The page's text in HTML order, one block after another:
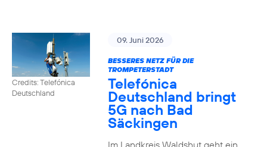
Credits: Telefónica
Deutschland
09. Juni 2026
BESSERES NETZ FÜR DIE
TROMPETERSTADT
Telefónica
Deutschland bringt
5G nach Bad
Säckingen
Im Landkreis Waldshut geht ein